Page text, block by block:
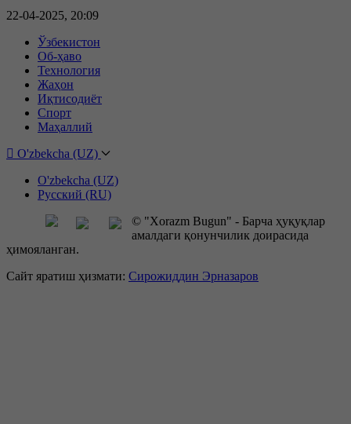
22-04-2025, 20:09
Ўзбекистон
Об-ҳаво
Технология
Жаҳон
Иқтисодиёт
Спорт
Маҳаллий
O'zbekcha (UZ)
O'zbekcha (UZ)
Русский (RU)
© "Xorazm Bugun" - Барча ҳуқуқлар
амалдаги қонунчилик доирасида
ҳимояланган.
Сайт яратиш ҳизмати: Сирожиддин Эрназаров